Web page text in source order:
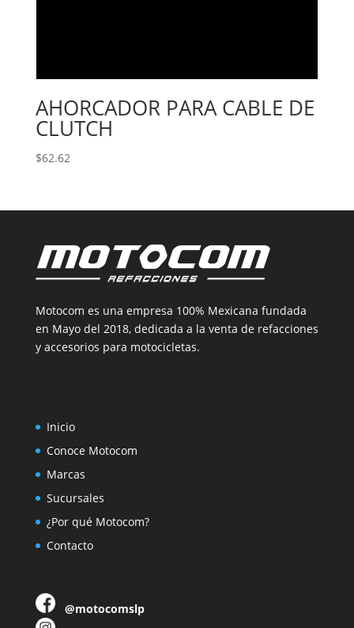
AHORCADOR PARA CABLE DE
CLUTCH
$62.62
Motocom es una empresa 100% Mexicana fundada
en Mayo del 2018, dedicada a la venta de refacciones
y accesorios para motocicletas.
Inicio
Conoce Motocom
Marcas
Sucursales
¿Por qué Motocom?
Contacto
@motocomslp